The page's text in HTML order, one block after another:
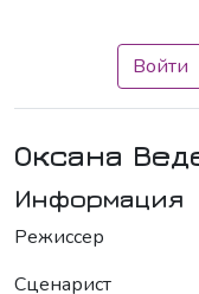
Войти
Оксана
Информация
Режиссер
Сценарист